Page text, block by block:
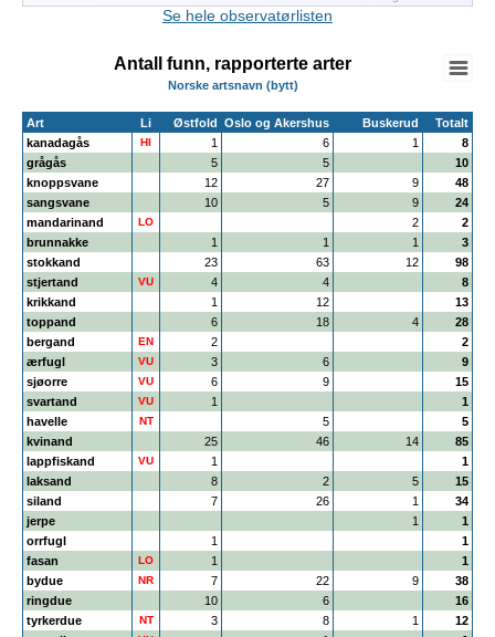
End of interactive chart.Se hele observatørlisten
Antall funn, rapporterte arter
Norske artsnavn (bytt)
Art Li Østfold Oslo og Akershus Buskerud
Totalt
kanadagås
HI 1 6 1
8
grågås
5 5
10
knoppsvane
12 27 9
48
sangsvane
10 5 9
24
mandarinand
LO 2
2
brunnakke
1 1 1
3
stokkand
23 63 12
98
stjertand
VU 4 4
8
krikkand
1 12
13
toppand
6 18 4
28
bergand
EN 2
2
ærfugl
VU 3 6
9
sjøorre
VU 6 9
15
svartand
VU 1
1
havelle
NT 5
5
kvinand
25 46 14
85
lappfiskand
VU 1
1
laksand
8 2 5
15
siland
7 26 1
34
jerpe
1
1
orrfugl
1
1
fasan
LO 1
1
bydue
NR 7 22 9
38
ringdue
10 6
16
tyrkerdue
NT 3 8 1
12